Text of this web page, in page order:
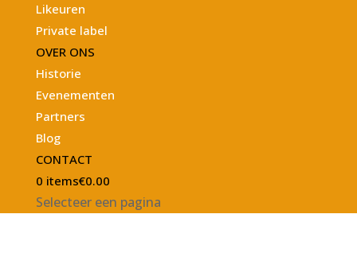
Likeuren
Private label
OVER ONS
Historie
Evenementen
Partners
Blog
CONTACT
0 items€0.00
Selecteer een pagina